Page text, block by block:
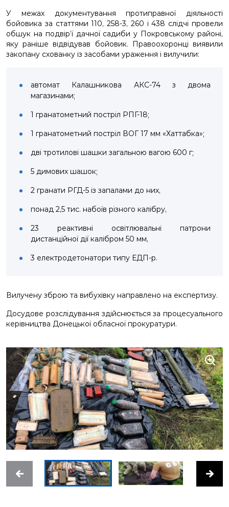
У межах документування протиправної діяльності
бойовика за статтями 110, 258-3, 260 і 438 слідчі провели
обшук на подвір’ї дачної садиби у Покровському районі,
яку раніше відвідував бойовик. Правоохоронці виявили
закопану схованку із засобами ураження і вилучили:
автомат Калашникова АКС-74 з двома
магазинами;
1 гранатометний постріл РПГ-18;
1 гранатометний постріл ВОГ 17 мм «Хаттабка»;
дві тротилові шашки загальною вагою 600 г;
5 димових шашок;
2 гранати РГД-5 із запалами до них,
понад 2,5 тис. набоїв різного калібру,
23 реактивні освітлювальні патрони
дистанційної дії калібром 50 мм,
3 електродетонатори типу ЕДП-р.
Вилучену зброю та вибухівку направлено на експертизу.
Досудове розслідування здійснюється за процесуального
керівництва Донецької обласної прокуратури.